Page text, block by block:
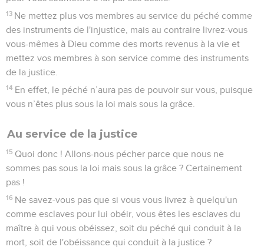
13 Ne mettez plus vos membres au service du péché comme
des instruments de l'injustice, mais au contraire livrez-vous
vous-mêmes à Dieu comme des morts revenus à la vie et
mettez vos membres à son service comme des instruments
de la justice.
14 En effet, le péché n’aura pas de pouvoir sur vous, puisque
vous n’êtes plus sous la loi mais sous la grâce.
Au service de la justice
15 Quoi donc ! Allons-nous pécher parce que nous ne
sommes pas sous la loi mais sous la grâce ? Certainement
pas !
16 Ne savez-vous pas que si vous vous livrez à quelqu'un
comme esclaves pour lui obéir, vous êtes les esclaves du
maître à qui vous obéissez, soit du péché qui conduit à la
mort, soit de l'obéissance qui conduit à la justice ?